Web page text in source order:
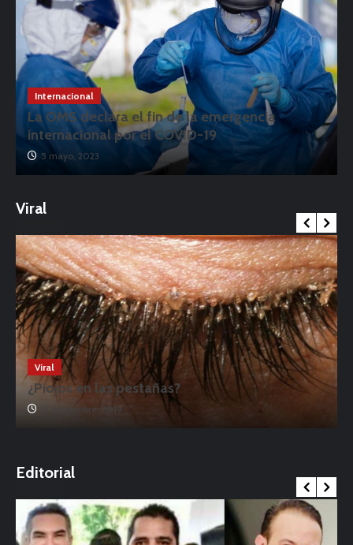
Internacional
La OMS declara el fin de la emergencia
internacional por el COVID-19
5 mayo, 2023
Viral
Viral
¿Piojos en las pestañas?
17 noviembre, 2019
Editorial